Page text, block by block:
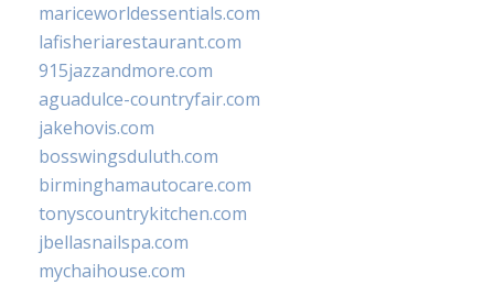
mariceworldessentials.com
lafisheriarestaurant.com
915jazzandmore.com
aguadulce-countryfair.com
jakehovis.com
bosswingsduluth.com
birminghamautocare.com
tonyscountrykitchen.com
jbellasnailspa.com
mychaihouse.com